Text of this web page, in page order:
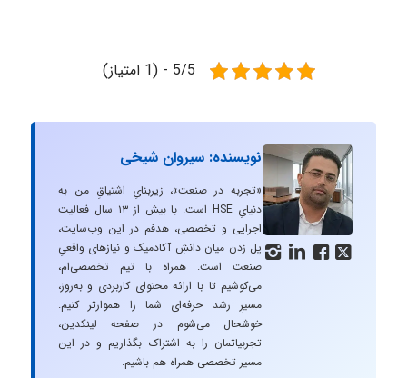
5/5 - (1 امتیاز)
   
نویسنده: سیروان شیخی
«تجربه در صنعت»، زیربنایِ اشتیاقِ من به
دنیایِ HSE است. با بیش از ۱۳ سال فعالیت
اجرایی و تخصصی، هدفم در این وب‌سایت،
پل زدن میان دانشِ آکادمیک و نیازهای واقعیِ
صنعت است. همراه با تیم تخصصی‌ام،
می‌کوشیم تا با ارائه محتوای کاربردی و به‌روز،
مسیرِ رشد حرفه‌ای شما را هموارتر کنیم.
خوشحال می‌شوم در صفحه لینکدین،
تجربیاتمان را به اشتراک بگذاریم و در این
مسیر تخصصی همراه هم باشیم.